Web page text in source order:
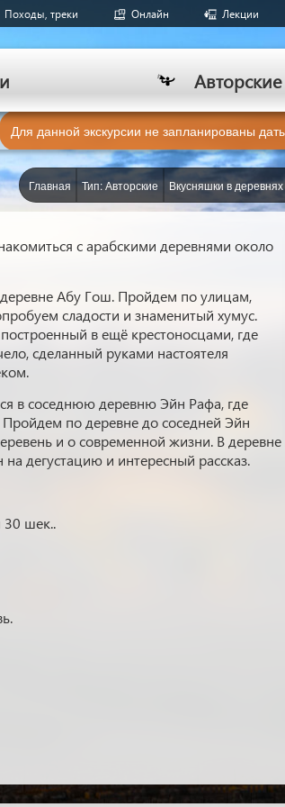
Походы, треки Онлайн Лекции
Авторские
Для данной экскурсии не запланированы
Главная Тип: Авторские Вкусняшки в
с арабскими деревнями около
Абу Гош. Пройдем по улицам,
сладости и знаменитый хумус.
в ещё крестоносцами, где
сделанный руками настоятеля
в соседнюю деревню Эйн Рафа, где
по деревне до соседней Эйн
и о современной жизни. В деревне
дегустацию и интересный рассказ.
30 шек..